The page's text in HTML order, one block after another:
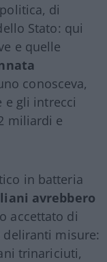
di
Stato: qui
e quelle
conosceva,
e gli intrecci
miliardi e
in batteria
avrebbero
accettato di
misure:
trinariciuti,